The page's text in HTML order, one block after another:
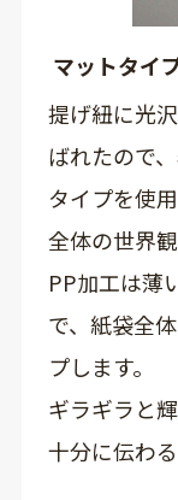
マットタイ
提げ紐に光
ばれたので
タイプを使
全体の世界
PP加工は薄
で、紙袋全
プします。
ギラギラと
十分に伝わ